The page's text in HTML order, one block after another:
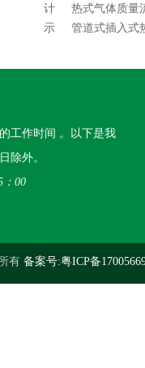
计
热式气体质量
示
管道式插入式
工作时间 。以下是我
除外。
：00
有 备案号:粤ICP备